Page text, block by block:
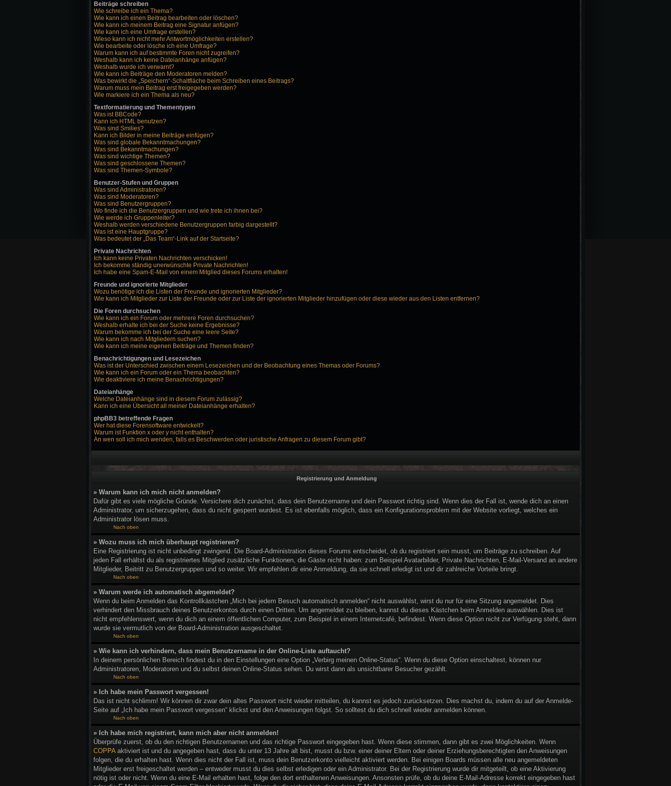
Beiträge schreiben
Wie schreibe ich ein Thema?
Wie kann ich einen Beitrag bearbeiten oder löschen?
Wie kann ich meinem Beitrag eine Signatur anfügen?
Wie kann ich eine Umfrage erstellen?
Wieso kann ich nicht mehr Antwortmöglichkeiten erstellen?
Wie bearbeite oder lösche ich eine Umfrage?
Warum kann ich auf bestimmte Foren nicht zugreifen?
Weshalb kann ich keine Dateianhänge anfügen?
Weshalb wurde ich verwarnt?
Wie kann ich Beiträge den Moderatoren melden?
Was bewirkt die „Speichern“-Schaltfläche beim Schreiben eines Beitrags?
Warum muss mein Beitrag erst freigegeben werden?
Wie markiere ich ein Thema als neu?
Textformatierung und Thementypen
Was ist BBCode?
Kann ich HTML benutzen?
Was sind Smilies?
Kann ich Bilder in meine Beiträge einfügen?
Was sind globale Bekanntmachungen?
Was sind Bekanntmachungen?
Was sind wichtige Themen?
Was sind geschlossene Themen?
Was sind Themen-Symbole?
Benutzer-Stufen und Gruppen
Was sind Administratoren?
Was sind Moderatoren?
Was sind Benutzergruppen?
Wo finde ich die Benutzergruppen und wie trete ich ihnen bei?
Wie werde ich Gruppenleiter?
Weshalb werden verschiedene Benutzergruppen farbig dargestellt?
Was ist eine Hauptgruppe?
Was bedeutet der „Das Team“-Link auf der Startseite?
Private Nachrichten
Ich kann keine Privaten Nachrichten verschicken!
Ich bekomme ständig unerwünschte Private Nachrichten!
Ich habe eine Spam-E-Mail von einem Mitglied dieses Forums erhalten!
Freunde und ignorierte Mitglieder
Wozu benötige ich die Listen der Freunde und ignorierten Mitglieder?
Wie kann ich Mitglieder zur Liste der Freunde oder zur Liste der ignorierten Mitglieder hinzufügen oder diese wieder aus den Listen entfernen?
Die Foren durchsuchen
Wie kann ich ein Forum oder mehrere Foren durchsuchen?
Weshalb erhalte ich bei der Suche keine Ergebnisse?
Warum bekomme ich bei der Suche eine leere Seite?
Wie kann ich nach Mitgliedern suchen?
Wie kann ich meine eigenen Beiträge und Themen finden?
Benachrichtigungen und Lesezeichen
Was ist der Unterschied zwischen einem Lesezeichen und der Beobachtung eines Themas oder Forums?
Wie kann ich ein Forum oder ein Thema beobachten?
Wie deaktiviere ich meine Benachrichtigungen?
Dateianhänge
Welche Dateianhänge sind in diesem Forum zulässig?
Kann ich eine Übersicht all meiner Dateianhänge erhalten?
phpBB3 betreffende Fragen
Wer hat diese Forensoftware entwickelt?
Warum ist Funktion x oder y nicht enthalten?
An wen soll ich mich wenden, falls es Beschwerden oder juristische Anfragen zu diesem Forum gibt?
Registrierung und Anmeldung
» Warum kann ich mich nicht anmelden?
Dafür gibt es viele mögliche Gründe. Versichere dich zunächst, dass dein Benutzername und dein Passwort richtig sind. Wenn dies der Fall ist, wende dich an einen
Administrator, um sicherzugehen, dass du nicht gesperrt wurdest. Es ist ebenfalls möglich, dass ein Konfigurationsproblem mit der Website vorliegt, welches ein
Administrator lösen muss.
Nach oben
» Wozu muss ich mich überhaupt registrieren?
Eine Registrierung ist nicht unbedingt zwingend. Die Board-Administration dieses Forums entscheidet, ob du registriert sein musst, um Beiträge zu schreiben. Auf
jeden Fall erhältst du als registriertes Mitglied zusätzliche Funktionen, die Gäste nicht haben: zum Beispiel Avatarbilder, Private Nachrichten, E-Mail-Versand an andere
Mitglieder, Beitritt zu Benutzergruppen und so weiter. Wir empfehlen dir eine Anmeldung, da sie schnell erledigt ist und dir zahlreiche Vorteile bringt.
Nach oben
» Warum werde ich automatisch abgemeldet?
Wenn du beim Anmelden das Kontrollkästchen „Mich bei jedem Besuch automatisch anmelden“ nicht auswählst, wirst du nur für eine Sitzung angemeldet. Dies
verhindert den Missbrauch deines Benutzerkontos durch einen Dritten. Um angemeldet zu bleiben, kannst du dieses Kästchen beim Anmelden auswählen. Dies ist
nicht empfehlenswert, wenn du dich an einem öffentlichen Computer, zum Beispiel in einem Internetcafé, befindest. Wenn diese Option nicht zur Verfügung steht, dann
wurde sie vermutlich von der Board-Administration ausgeschaltet.
Nach oben
» Wie kann ich verhindern, dass mein Benutzername in der Online-Liste auftaucht?
In deinem persönlichen Bereich findest du in den Einstellungen eine Option „Verbirg meinen Online-Status“. Wenn du diese Option einschaltest, können nur
Administratoren, Moderatoren und du selbst deinen Online-Status sehen. Du wirst dann als unsichtbarer Besucher gezählt.
Nach oben
» Ich habe mein Passwort vergessen!
Das ist nicht schlimm! Wir können dir zwar dein altes Passwort nicht wieder mitteilen, du kannst es jedoch zurücksetzen. Dies machst du, indem du auf der Anmelde-
Seite auf „Ich habe mein Passwort vergessen“ klickst und den Anweisungen folgst. So solltest du dich schnell wieder anmelden können.
Nach oben
» Ich habe mich registriert, kann mich aber nicht anmelden!
Überprüfe zuerst, ob du den richtigen Benutzernamen und das richtige Passwort eingegeben hast. Wenn diese stimmen, dann gibt es zwei Möglichkeiten. Wenn
COPPAaktiviert ist und du angegeben hast, dass du unter 13 Jahre alt bist, musst du bzw. einer deiner Eltern oder deiner Erziehungsberechtigten den Anweisungen
folgen, die du erhalten hast. Wenn dies nicht der Fall ist, muss dein Benutzerkonto vielleicht aktiviert werden. Bei einigen Boards müssen alle neu angemeldeten
Mitglieder erst freigeschaltet werden – entweder musst du dies selbst erledigen oder ein Administrator. Bei der Registrierung wurde dir mitgeteilt, ob eine Aktivierung
nötig ist oder nicht. Wenn du eine E-Mail erhalten hast, folge den dort enthaltenen Anweisungen. Ansonsten prüfe, ob du deine E-Mail-Adresse korrekt eingegeben hast